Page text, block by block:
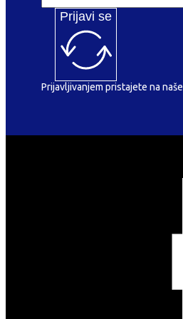
Prijavi se
Prijavljivanjem pristajete na naše